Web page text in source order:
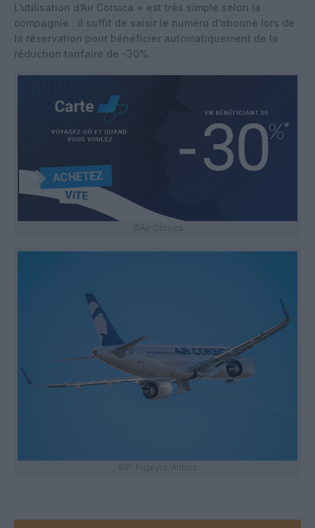
L’utilisation d’Air Corsica + est très simple selon la
compagnie : il suffit de saisir le numéro d’abonné lors de
la réservation pour bénéficier automatiquement de la
réduction tarifaire de -30%.
©Air Corsica
©P. Pigeyre/Airbus